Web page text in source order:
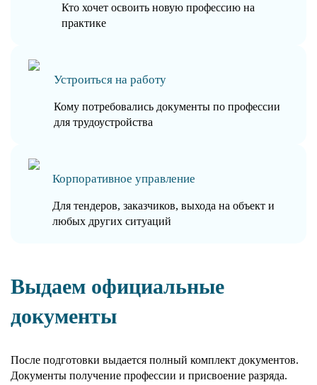
Кто хочет освоить новую профессию на
практике
Устроиться на работу
Кому потребовались документы по профессии
для трудоустройства
Корпоративное управление
Для тендеров, заказчиков, выхода на объект и
любых других ситуаций
Выдаем официальные
документы
После подготовки выдается полный комплект документов.
Документы получение профессии и присвоение разряда.